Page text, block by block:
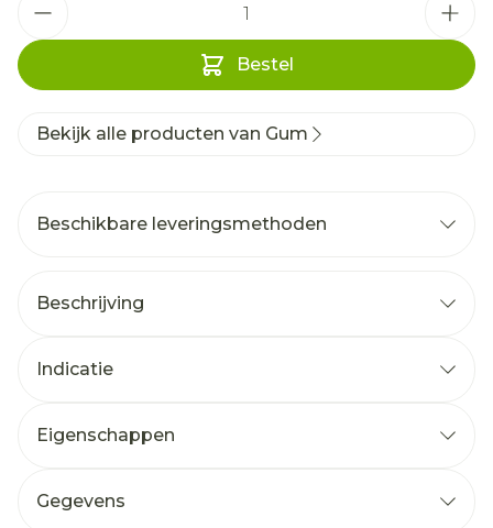
Bestel
Bekijk alle producten van Gum
Beschikbare leveringsmethoden
Beschrijving
Indicatie
Eigenschappen
Gegevens